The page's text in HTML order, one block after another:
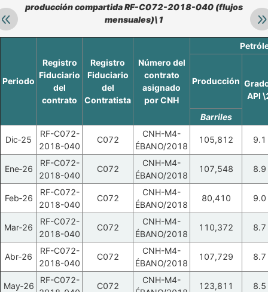
Retroceder:
producción compartida RF-C072-2018-040 (flujos
mensuales)\1
Periodo
Registro
Fiduciario
del
contrato
Registro
Fiduciario
del
Contratista
Número del
contrato
asignado
por CNH
Producción
API
Barriles
Dic‑25
RF-C072-
2018-040
C072
CNH-M4-
ÉBANO/2018
105,812 9.1
Ene‑26
RF-C072-
2018-040
C072
CNH-M4-
ÉBANO/2018
107,548 8.9
Feb‑26
RF-C072-
2018-040
C072
CNH-M4-
ÉBANO/2018
80,410 9.0
Mar‑26
RF-C072-
2018-040
C072
CNH-M4-
ÉBANO/2018
110,372 8.7
Abr‑26
RF-C072-
2018-040
C072
CNH-M4-
ÉBANO/2018
107,729 8.7
May‑26
RF-C072-
C072
CNH-M4-
123,811 8.5